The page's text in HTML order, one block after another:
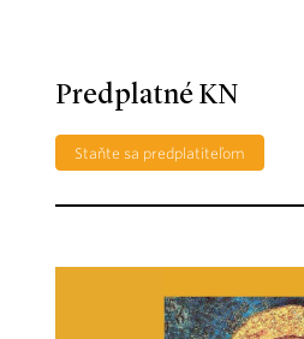
Predplatné KN
Staňte sa predplatiteľom